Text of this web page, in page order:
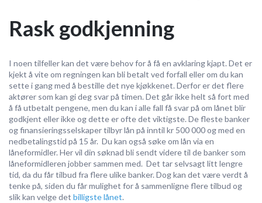
Rask godkjenning
I noen tilfeller kan det være behov for å få en avklaring kjapt. Det er
kjekt å vite om regningen kan bli betalt ved forfall eller om du kan
sette i gang med å bestille det nye kjøkkenet. Derfor er det flere
aktører som kan gi deg svar på timen. Det går ikke helt så fort med
å få utbetalt pengene, men du kan i alle fall få svar på om lånet blir
godkjent eller ikke og dette er ofte det viktigste. De fleste banker
og finansieringsselskaper tilbyr lån på inntil kr 500 000 og med en
nedbetalingstid på 15 år. Du kan også søke om lån via en
låneformidler. Her vil din søknad bli sendt videre til de banker som
låneformidleren jobber sammen med. Det tar selvsagt litt lengre
tid, da du får tilbud fra flere ulike banker. Dog kan det være verdt å
tenke på, siden du får mulighet for å sammenligne flere tilbud og
slik kan velge det billigste lånet.